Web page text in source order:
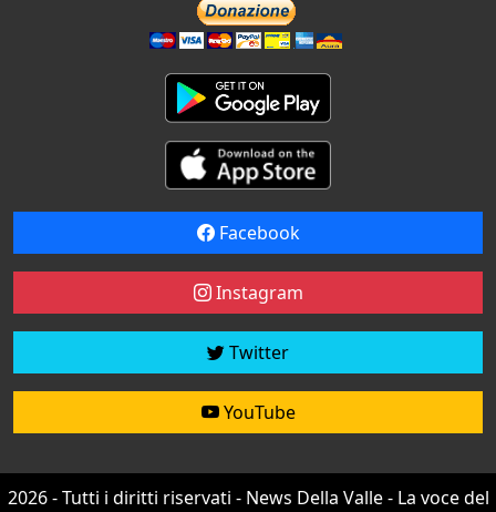
Facebook
Instagram
Twitter
YouTube
2026 - Tutti i diritti riservati - News Della Valle - La voce del